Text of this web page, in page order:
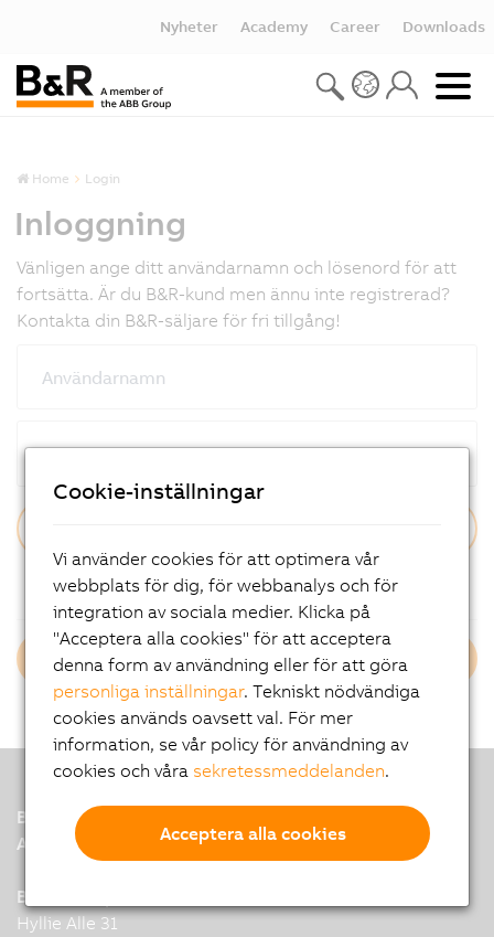
Nyheter Academy Career Downloads
Home Login
Inloggning
Vänligen ange ditt användarnamn och lösenord för att
fortsätta. Är du B&R-kund men ännu inte registrerad?
Kontakta din B&R-säljare för fri tillgång!
Användarnamn
Lösenord
Glömt ditt lösenord?
Login B&R Employees
B&R
A member of the ABB Group
B&R Headquarters: Malmö
Hyllie Alle 31
Cookie-inställningar
Vi använder cookies för att optimera vår
webbplats för dig, för webbanalys och för
integration av sociala medier. Klicka på
"Acceptera alla cookies" för att acceptera
denna form av användning eller för att göra
personliga inställningar. Tekniskt nödvändiga
cookies används oavsett val. För mer
information, se vår policy för användning av
cookies och våra sekretessmeddelanden.
Acceptera alla cookies